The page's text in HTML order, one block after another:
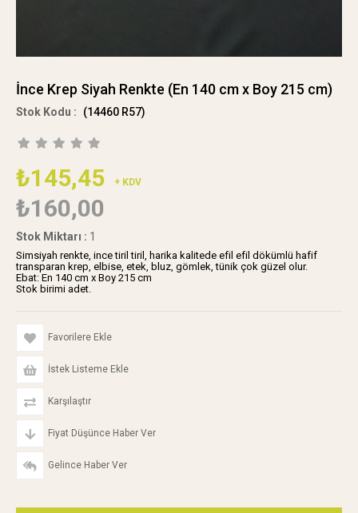
İnce Krep Siyah Renkte (En 140 cm x Boy 215 cm)
(14460 R57)
₺145,45 + KDV
₺160,00
Stok Miktarı : 1
Simsiyah renkte, ince tiril tiril, harika kalitede efil efil dökümlü hafif
transparan krep, elbise, etek, bluz, gömlek, tünik çok güzel olur.
Ebat: En 140 cm x Boy 215 cm
Stok birimi adet.
Favorilere Ekle
İstek Listeme Ekle
Karşılaştır
Fiyat Düşünce Haber Ver
Gelince Haber Ver